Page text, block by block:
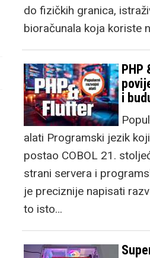
do fizičkih granica,
bioračunala koja koriste
PHP
i
alati Programski jezik
postao COBOL 21.
strani servera i
je preciznije napisati
to isto…